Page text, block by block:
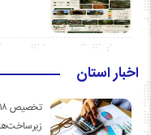
اخبار استان
زیرساخت‌ها